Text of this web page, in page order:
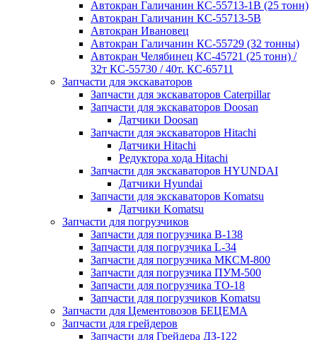
Автокран Галичанин КС-55713-1В (25 тонн)
Автокран Галичанин КС-55713-5В
Автокран Ивановец
Автокран Галичанин КС-55729 (32 тонны)
Автокран Челябинец КС-45721 (25 тонн) /
32т КС-55730 / 40т. КС-65711
Запчасти для экскаваторов
Запчасти для экскаваторов Caterpillar
Запчасти для экскаваторов Doosan
Датчики Doosan
Запчасти для экскаваторов Hitachi
Датчики Hitachi
Редуктора хода Hitachi
Запчасти для экскаваторов HYUNDAI
Датчики Hyundai
Запчасти для экскаваторов Komatsu
Датчики Komatsu
Запчасти для погрузчиков
Запчасти для погрузчика B-138
Запчасти для погрузчика L-34
Запчасти для погрузчика МКСМ-800
Запчасти для погрузчика ПУМ-500
Запчасти для погрузчика ТО-18
Запчасти для погрузчиков Komatsu
Запчасти для Цементовозов БЕЦЕМА
Запчасти для грейдеров
Запчасти для Грейдера ДЗ-122